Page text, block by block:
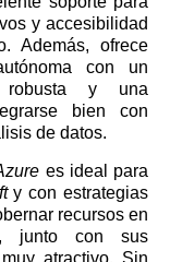
y accesibilidad
Además, ofrece
con un
robusta y una
bien con
de datos.
es ideal para
y con estrategias
recursos en
junto con sus